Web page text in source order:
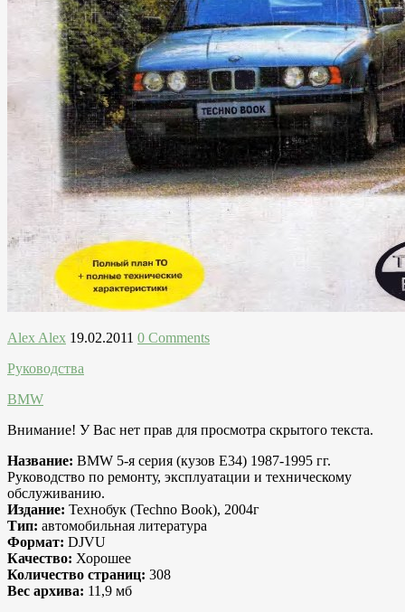
Alex Alex 19.02.2011 0 Comments
Руководства
BMW
Внимание! У Вас нет прав для просмотра скрытого текста.
Название: BMW 5-я серия (кузов E34) 1987-1995 гг.
Руководство по ремонту, эксплуатации и техническому
обслуживанию.
Издание: Технобук (Techno Book), 2004г
Тип: автомобильная литература
Формат: DJVU
Качество: Хорошее
Количество страниц: 308
Вес архива: 11,9 мб